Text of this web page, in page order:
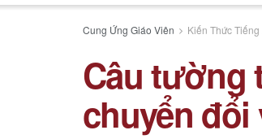
Cung Ứng Giáo Viên Kiến Thức Tiếng
Câu tường
chuyển đổi